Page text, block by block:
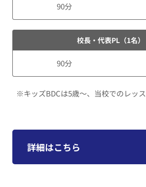
90分
校長・代表PL（1名）
90分
※キッズBDCは5歳～、当校でのレッ
詳細はこちら